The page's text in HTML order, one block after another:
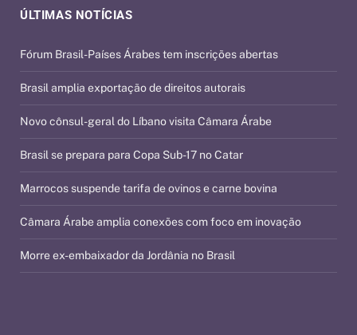
ÚLTIMAS NOTÍCIAS
Fórum Brasil-Países Árabes tem inscrições abertas
Brasil amplia exportação de direitos autorais
Novo cônsul-geral do Líbano visita Câmara Árabe
Brasil se prepara para Copa Sub-17 no Catar
Marrocos suspende tarifa de ovinos e carne bovina
Câmara Árabe amplia conexões com foco em inovação
Morre ex-embaixador da Jordânia no Brasil